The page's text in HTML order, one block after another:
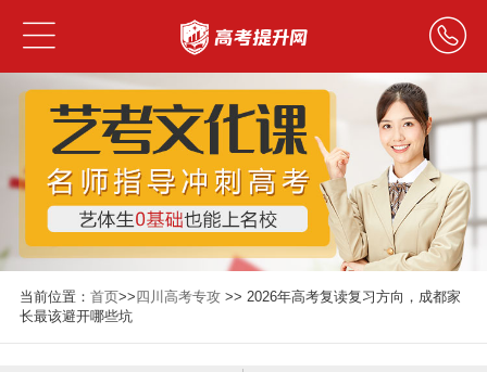
当前位置： 首页>>四川高考专攻>> 2026年高考复读复习方向，成都家
长最该避开哪些坑